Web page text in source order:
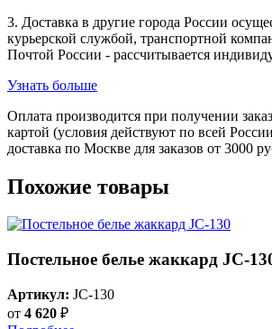
3. Доставка в другие города России
курьерской службой, транспортной
Почтой России - рассчитывается
Узнать больше
Оплата производится при получении
картой (условия действуют по всей
доставка по Москве для заказов от 3000
Похожие товары
Постельное белье жаккард JC-
Артикул: JC-130
от 4 620 ₽